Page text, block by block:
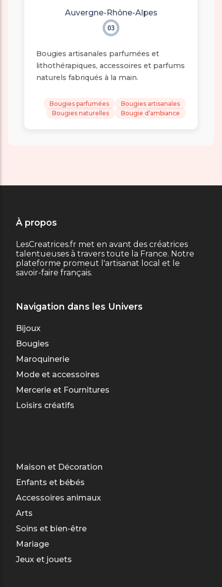
Auvergne-Rhône-Alpes
03
Bougies artisanales parfumées et
lithothérapiques, accessoires et parfums
naturels fabriqués à la main.
Bougies parfumées
Bougies artisanales
Bougies naturelles
Bougie d’ambiance
À propos
LesCreatrices.fr met en avant des créatrices
talentueuses à travers toute la France. Notre
plateforme promeut l'artisanat local et le
savoir-faire français.
Navigation dans les Univers
Bijoux
Bougies
Maroquinerie
Mode et accessoires
Mercerie et Fournitures
Loisirs créatifs
Maison et Décoration
Enfants et bébés
Accessoires animaux
Arts
Soins et bien-être
Mariage
Jeux et jouets